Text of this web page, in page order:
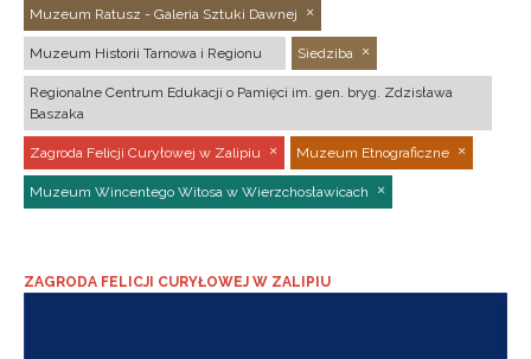
Muzeum Ratusz - Galeria Sztuki Dawnej
Muzeum Historii Tarnowa i Regionu Siedziba
Regionalne Centrum Edukacji o Pamięci im. gen. bryg. Zdzisława
Baszaka
Zagroda Felicji Curyłowej w Zalipiu Muzeum Etnograficzne
Muzeum Wincentego Witosa w Wierzchosławicach
ZAGRODA FELICJI CURYŁOWEJ W ZALIPIU